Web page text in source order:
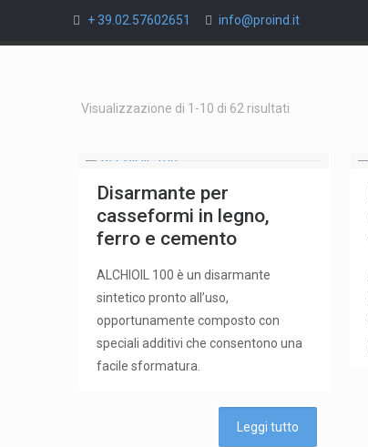
+ 39.02.57602651 info@proind.it
Visualizzazione di 1-10 di 62 risultati
Disarmante per
casseformi in legno,
ferro e cemento
ALCHIOIL 100 è un disarmante
sintetico pronto all’uso,
opportunamente composto con
speciali additivi che consentono una
facile sformatura.
Leggi tutto